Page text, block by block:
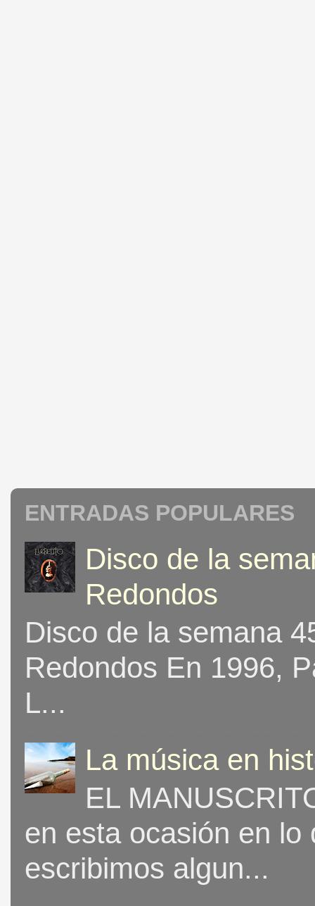
ENTRADAS POPULARES
Disco de la
Redondos
Disco de la semana
Redondos En 1996,
L...
La música en
EL
en esta ocasión en
escribimos algun...